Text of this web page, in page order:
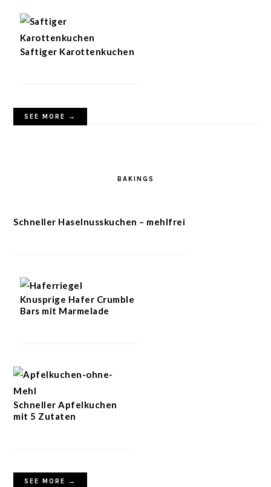
Saftiger Karottenkuchen
SEE MORE →
BAKINGS
Schneller Haselnusskuchen – mehlfrei
Knusprige Hafer Crumble
Bars mit Marmelade
Schneller Apfelkuchen
mit 5 Zutaten
SEE MORE →